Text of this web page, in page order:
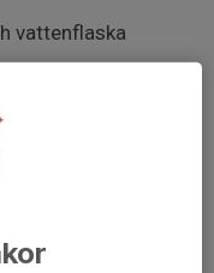
vattenflaska